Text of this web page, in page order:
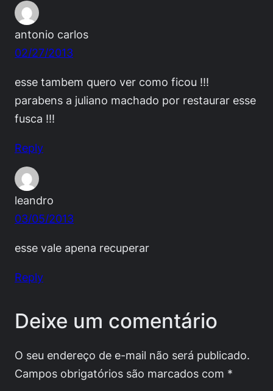
antonio carlos
02/27/2013
esse tambem quero ver como ficou !!!
parabens a juliano machado por restaurar esse
fusca !!!
Reply
leandro
03/05/2013
esse vale apena recuperar
Reply
Deixe um comentário
O seu endereço de e-mail não será publicado.
Campos obrigatórios são marcados com *